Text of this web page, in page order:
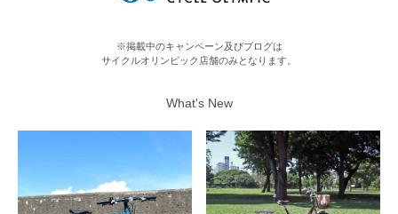
※掲載中のキャンペーン及びブログは
サイクルオリンピック店舗のみとなります。
What's New